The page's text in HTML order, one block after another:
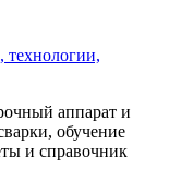
технологии,
аппарат и
обучение
и справочник